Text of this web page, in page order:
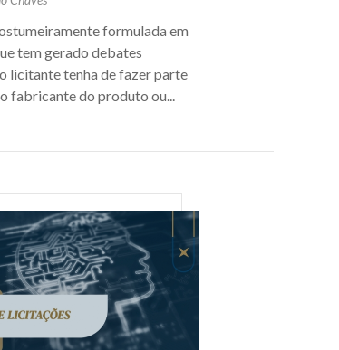
formulada em
tem gerado debates
licitante tenha de fazer parte
fabricante do produto ou...